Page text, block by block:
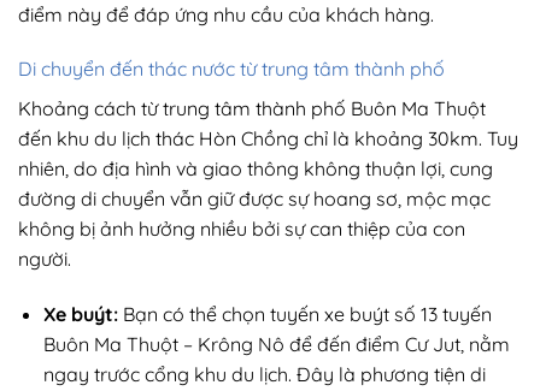
điểm này để đáp ứng nhu cầu của khách hàng.
Di chuyển đến thác nước từ trung tâm thành phố
Khoảng cách từ trung tâm thành phố Buôn Ma Thuột
đến khu du lịch thác Hòn Chồng chỉ là khoảng 30km. Tuy
nhiên, do địa hình và giao thông không thuận lợi, cung
đường di chuyển vẫn giữ được sự hoang sơ, mộc mạc
không bị ảnh hưởng nhiều bởi sự can thiệp của con
người.
Xe buýt: Bạn có thể chọn tuyến xe buýt số 13 tuyến
Buôn Ma Thuột – Krông Nô để đến điểm Cư Jut, nằm
ngay trước cổng khu du lịch. Đây là phương tiện di